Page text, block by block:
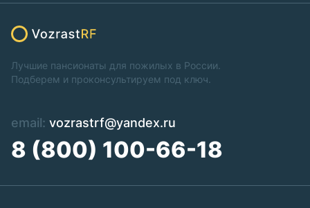
Лучшие пансионаты для пожилых в России.
Подберем и проконсультируем под ключ.
email: vozrastrf@yandex.ru
8 (800) 100-66-18